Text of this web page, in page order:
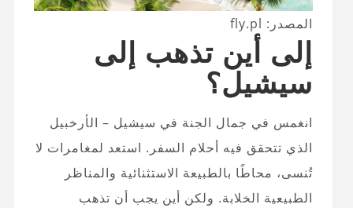
المصدر: fly.pl
إلى أين تذهب إلى
سيشيل؟
انغمس في جمال الجنة في سيشيل – الأرخبيل
الذي تتحقق فيه أحلام السفر. استعد لمغامرات لا
تُنسى، محاطًا بالطبيعة الاستثنائية والمناظر
الطبيعية الخلابة. ولكن أين يجب أن تذهب